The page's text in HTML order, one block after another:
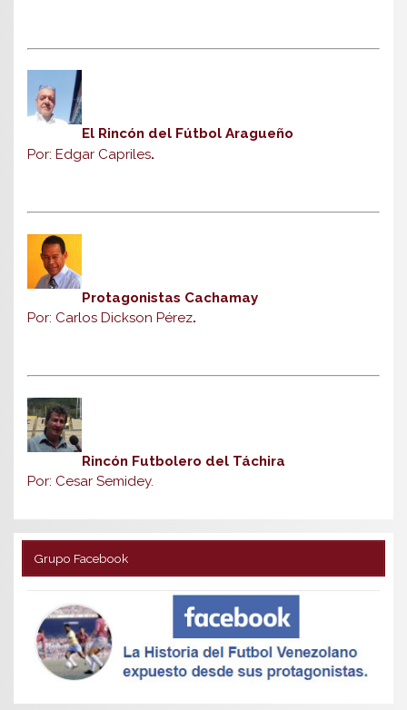
El Rincón del Fútbol Aragueño
Por: Edgar Capriles.
Protagonistas Cachamay
Por: Carlos Dickson Pérez.
Rincón Futbolero del Táchira
Por: Cesar Semidey.
Grupo Facebook